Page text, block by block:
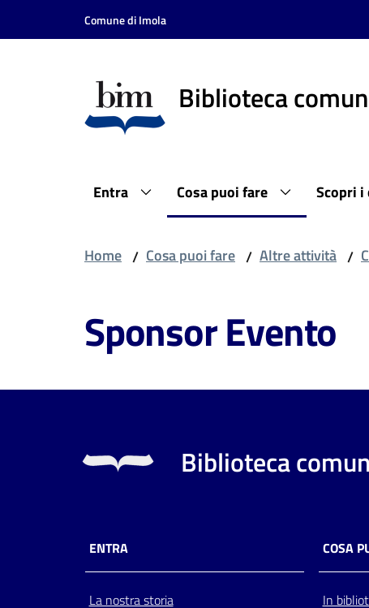
Vai al contenuto
Vai alla navigazione
Comune di Imola
Biblioteca
Entra Cosa puoi fare Scopri
Home / Cosa puoi fare / Altre attività /
Sponsor Evento
Biblioteca
ENTRA
La nostra storia
COSA
In